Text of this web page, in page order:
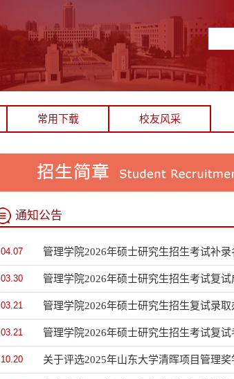
常用下载 校友风采
通知公告
04.07 管理学院2026年硕士研究生招生考试补录
03.30
03.21 管理学院2026年硕士研究生招生复试录取
03.21 管理学院2026年硕士研究生招生考试复
10.20 关于评选2025年山东大学清晖项目管理奖